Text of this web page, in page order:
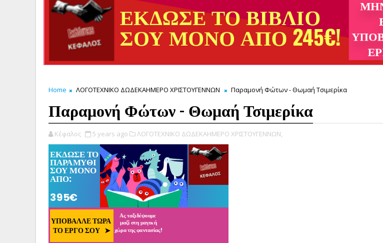
Home ΛΟΓΟΤΕΧΝΙΚΟ ΔΩΔΕΚΑΗΜΕΡΟ ΧΡΙΣΤΟΥΓΕΝΝΩΝ Παραμονή Φώτων - Θωμαή Τσιμερίκα
Παραμονή Φώτων - Θωμαή Τσιμερίκα
Κέφαλος 5 years ago ΛΟΓΟΤΕΧΝΙΚΟ ΔΩΔΕΚΑΗΜΕΡΟ ΧΡΙΣΤΟΥΓΕΝΝΩΝ,